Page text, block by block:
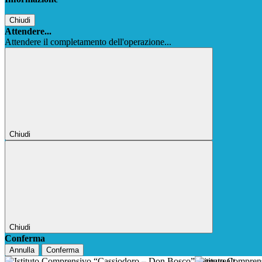
Chiudi
Attendere...
Attendere il completamento dell'operazione...
Chiudi
Chiudi
Conferma
Annulla Conferma